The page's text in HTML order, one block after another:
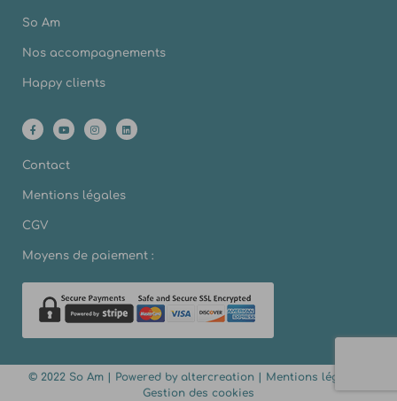
So Am
Nos accompagnements
Happy clients
Contact
Mentions légales
CGV
Moyens de paiement :
© 2022 So Am | Powered by altercreation| Mentions légales
Gestion des cookies